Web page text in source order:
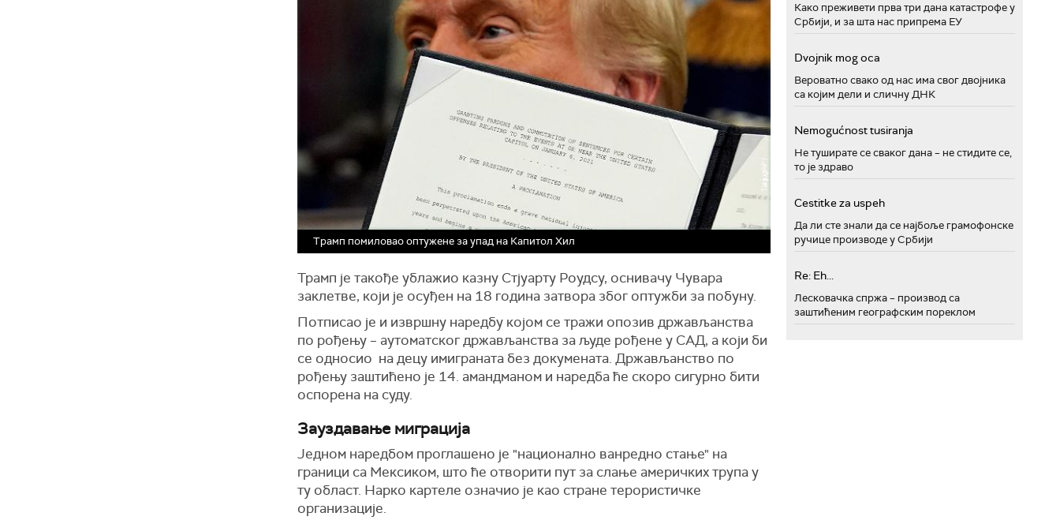
Трамп помиловао оптужене за упад на Капитол Хил
Трамп је такође ублажио казну Стјуарту Роудсу, оснивачу Чувара
заклетве, који је осуђен на 18 година затвора због оптужби за побуну.
Потписао је и извршну наредбу којом се тражи опозив држављанства
по рођењу – аутоматског држављанства за људе рођене у САД, а који би
се односио на децу имиграната без докумената. Држављанство по
рођењу заштићено је 14. амандманом и наредба ће скоро сигурно бити
оспорена на суду.
Зауздавање миграција
Једном наредбом проглашено је "национално ванредно стање" на
граници са Мексиком, што ће отворити пут за слање америчких трупа у
ту област. Нарко картеле означио је као стране терористичке
организације.
Како преживети прва три дана катастрофе у
Србији, и за шта нас припрема ЕУ
Dvojnik mog oca
Вероватно свако од нас има свог двојника
са којим дели и сличну ДНК
Nemogućnost tusiranja
Не туширате се сваког дана – не стидите се,
то је здраво
Cestitke za uspeh
Да ли сте знали да се најбоље грамофонске
ручице производе у Србији
Re: Eh...
Лесковачка спржа – производ са
заштићеним географским пореклом